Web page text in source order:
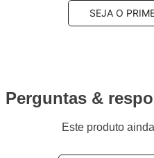
SEJA O
Perguntas &
Este produto